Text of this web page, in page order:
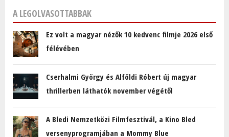
A LEGOLVASOTTABBAK
Ez volt a magyar nézők 10 kedvenc filmje 2026 első
félévében
Cserhalmi György és Alföldi Róbert új magyar
thrillerben láthatók november végétől
A Bledi Nemzetközi Filmfesztivál, a Kino Bled
versenyprogramjában a Mommy Blue